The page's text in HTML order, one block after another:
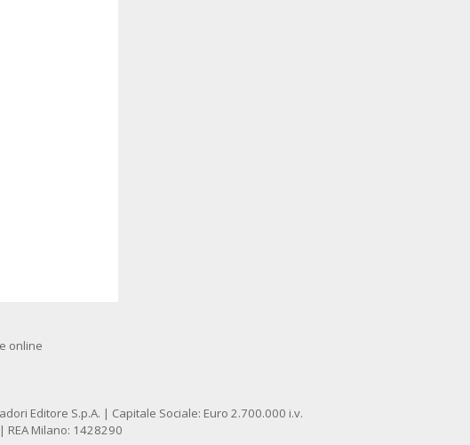
online
Editore S.p.A. | Capitale Sociale: Euro 2.700.000 i.v.
Milano: 1428290